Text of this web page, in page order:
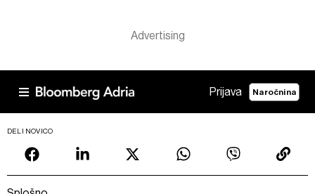
Prijava Naročnina
DELI NOVICO